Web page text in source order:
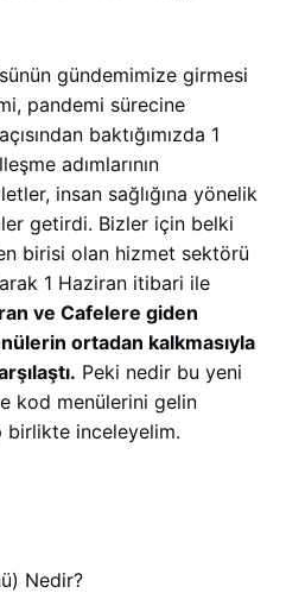
gündemimize girmesi
pandemi sürecine
baktığımızda 1
adımlarının
insan sağlığına yönelik
getirdi. Bizler için belki
birisi olan hizmet sektörü
1 Haziran itibari ile
ve Cafelere giden
ortadan kalkmasıyla
Peki nedir bu yeni
kod menülerini gelin
birlikte inceleyelim.
Nedir?